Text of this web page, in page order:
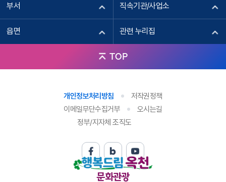
부서 직속기관/사업소
읍면 관련 누리집
TOP
문화관광
개인정보처리방침
저작권정책
이메일무단수집거부
오시는길
정부/지자체 조직도